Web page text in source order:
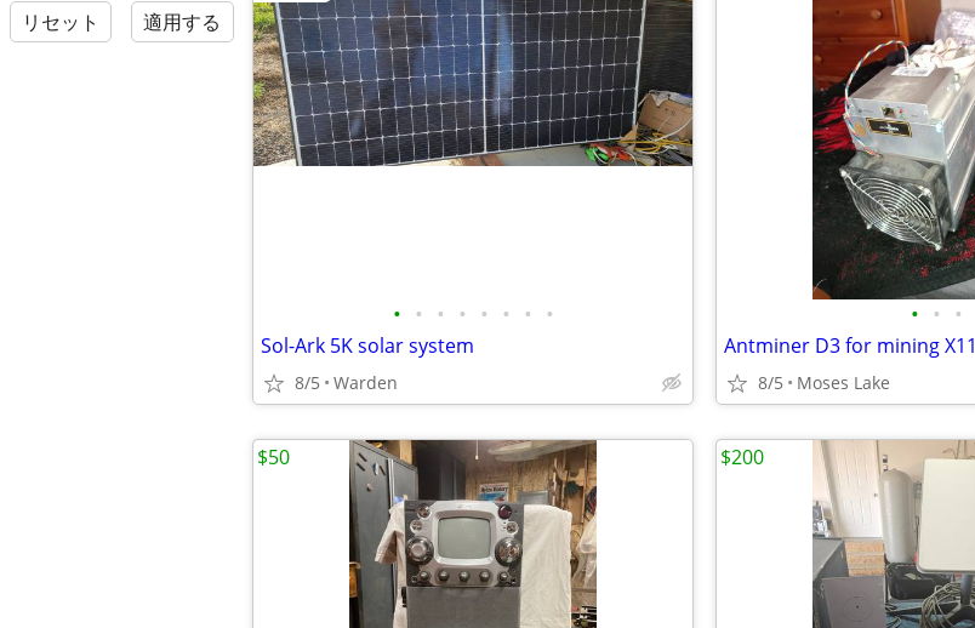
リセット 適用する
• • • • • • • •
Sol-Ark 5K solar system
8/5 Warden
• • •
Antminer D3 for mining X11
8/5 Moses Lake
$50 $200